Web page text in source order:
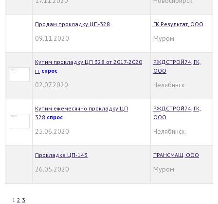
Продам прокладку ЦП-328
09.11.2020
ГК Результат, ООО
Муром
Купим прокладку ЦП 328 от 2017-2020
гг спрос
02.07.2020
РЖДСТРОЙ74, ГК,
ООО
Челябинск
Купим ежемесячно прокладку ЦП
328 спрос
25.06.2020
РЖДСТРОЙ74, ГК,
ООО
Челябинск
Прокладка ЦП-143
26.05.2020
ТРАНСМАШ, ООО
Муром
1 2 3